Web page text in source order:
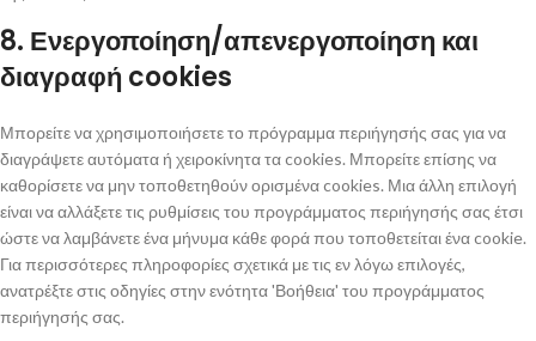
8. Ενεργοποίηση/απενεργοποίηση και
διαγραφή cookies
Μπορείτε να χρησιμοποιήσετε το πρόγραμμα περιήγησής σας για να
διαγράψετε αυτόματα ή χειροκίνητα τα cookies. Μπορείτε επίσης να
καθορίσετε να μην τοποθετηθούν ορισμένα cookies. Μια άλλη επιλογή
είναι να αλλάξετε τις ρυθμίσεις του προγράμματος περιήγησής σας έτσι
ώστε να λαμβάνετε ένα μήνυμα κάθε φορά που τοποθετείται ένα cookie.
Για περισσότερες πληροφορίες σχετικά με τις εν λόγω επιλογές,
ανατρέξτε στις οδηγίες στην ενότητα 'Βοήθεια' του προγράμματος
περιήγησής σας.